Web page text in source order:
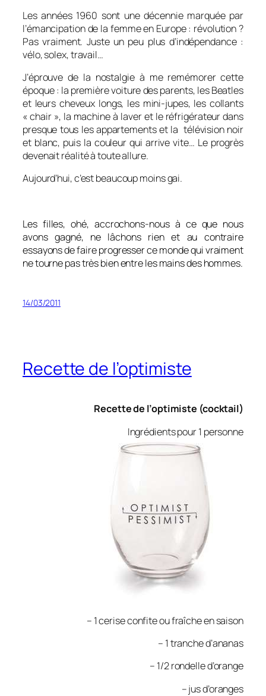
Les années 1960 sont une décennie marquée par
l’émancipation de la femme en Europe : révolution ?
Pas vraiment. Juste un peu plus d’indépendance :
vélo, solex, travail…
J’éprouve de la nostalgie à me remémorer cette
époque : la première voiture des parents, les Beatles
et leurs cheveux longs, les mini-jupes, les collants
« chair », la machine à laver et le réfrigérateur dans
presque tous les appartements et la télévision noir
et blanc, puis la couleur qui arrive vite… Le progrès
devenait réalité à toute allure.
Aujourd’hui, c’est beaucoup moins gai.
Les filles, ohé, accrochons-nous à ce que nous
avons gagné, ne lâchons rien et au contraire
essayons de faire progresser ce monde qui vraiment
ne tourne pas très bien entre les mains des hommes.
14/03/2011
Recette de l’optimiste
Recette de l’optimiste (cocktail)
Ingrédients pour 1 personne
– 1 cerise confite ou fraîche en saison
– 1 tranche d’ananas
– 1/2 rondelle d’orange
– jus d’oranges